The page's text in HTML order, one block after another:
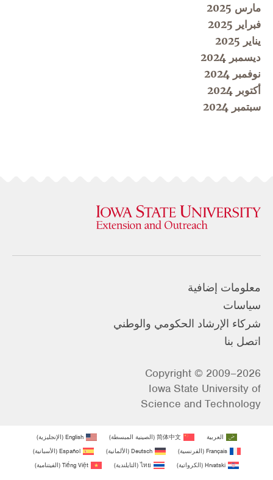
مارس 2025
فبراير 2025
يناير 2025
ديسمبر 2024
نوفمبر 2024
أكتوبر 2024
سبتمبر 2024
معلومات إضافية
سياسات
شركاء الإرشاد الحكومي والوطني
اتصل بنا
Copyright © 2009–2026
Iowa State University of
Science and Technology
العربية 简体中文
(الصينية المبسطة)
English
(الإنجليزية)
Français
(الفرنسية)
Deutsch
(الألمانية)
Español
(الأسبانية)
Hrvatski
(الكرواتية)
ไทย
(التايلندية)
Tiếng Việt
(الفيتنامية)